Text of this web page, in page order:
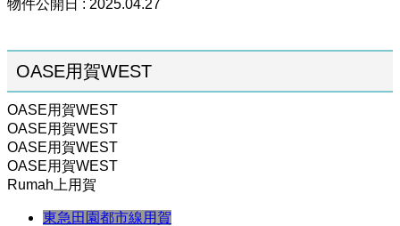
物件公開日 : 2025.04.27
OASE用賀WEST
OASE用賀WEST
OASE用賀WEST
OASE用賀WEST
OASE用賀WEST
Rumah上用賀
東急田園都市線用賀